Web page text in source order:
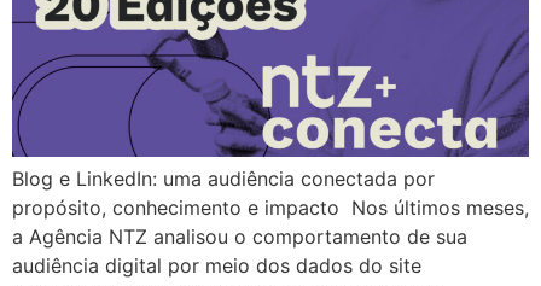
Blog e LinkedIn: uma audiência conectada por
propósito, conhecimento e impacto Nos últimos meses,
a Agência NTZ analisou o comportamento de sua
audiência digital por meio dos dados do site